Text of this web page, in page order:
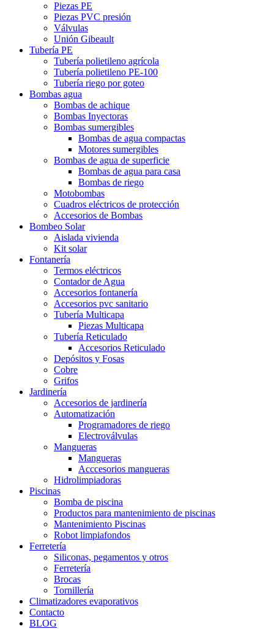
Piezas PE
Piezas PVC presión
Válvulas
Unión Gibeault
Tubería PE
Tubería polietileno agrícola
Tubería polietileno PE-100
Tubería riego por goteo
Bombas agua
Bombas de achique
Bombas Inyectoras
Bombas sumergibles
Bombas de agua compactas
Motores sumergibles
Bombas de agua de superficie
Bombas de agua para casa
Bombas de riego
Motobombas
Cuadros eléctricos de protección
Accesorios de Bombas
Bombeo Solar
Aislada vivienda
Kit solar
Fontanería
Termos eléctricos
Contador de Agua
Accesorios fontanería
Accesorios pvc sanitario
Tubería Multicapa
Piezas Multicapa
Tubería Reticulado
Accesorios Reticulado
Depósitos y Fosas
Cobre
Grifos
Jardinería
Accesorios de jardinería
Automatización
Programadores de riego
Electroválvulas
Mangueras
Mangueras
Acccesorios mangueras
Hidrolimpiadoras
Piscinas
Bomba de piscina
Productos para mantenimiento de piscinas
Mantenimiento Piscinas
Robot limpiafondos
Ferretería
Siliconas, pegamentos y otros
Ferretería
Brocas
Tornillería
Climatizadores evaporativos
Contacto
BLOG